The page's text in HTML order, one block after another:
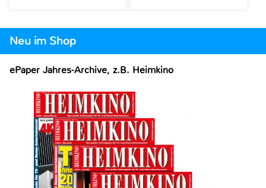
Neu im Shop
ePaper Jahres-Archive, z.B. Heimkino